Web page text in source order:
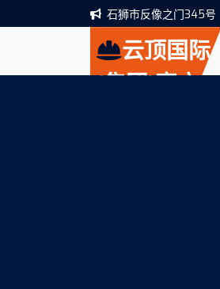
石狮市反像之门345号
云顶国际
(集团)官方